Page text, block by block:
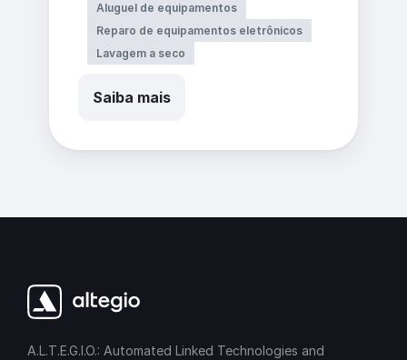
Aluguel de equipamentos
Reparo de equipamentos eletrônicos
Lavagem a seco
Saiba mais
A.L.T.E.G.I.O.: Automated Linked Technologies and